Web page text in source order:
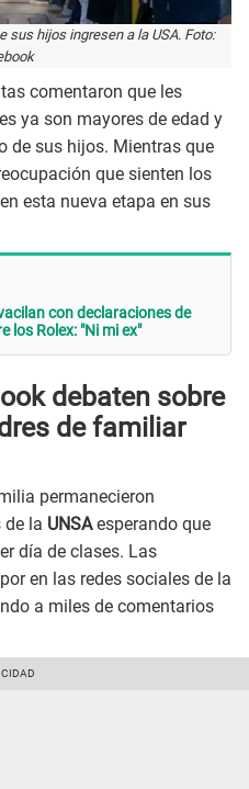
sus hijos ingresen a la USA. Foto:
comentaron que les
ya son mayores de edad y
de sus hijos. Mientras que
que sienten los
esta nueva etapa en sus
con declaraciones de
los Rolex: "Ni mi ex"
debaten sobre
de familiar
permanecieron
de la UNSAesperando que
día de clases. Las
en las redes sociales de la
a miles de comentarios